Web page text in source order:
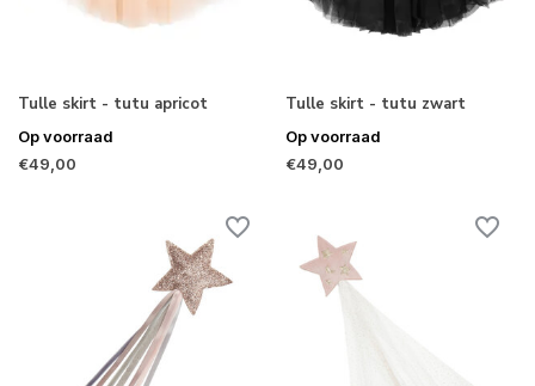
Tulle skirt - tutu apricot
Op voorraad
€49,00
Tulle skirt - tutu zwart
Op voorraad
€49,00